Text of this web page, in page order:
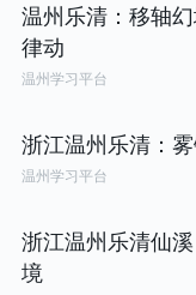
温州乐清：移轴
律动
温州学习平台
浙江温州乐清：
温州学习平台
浙江温州乐清仙
境